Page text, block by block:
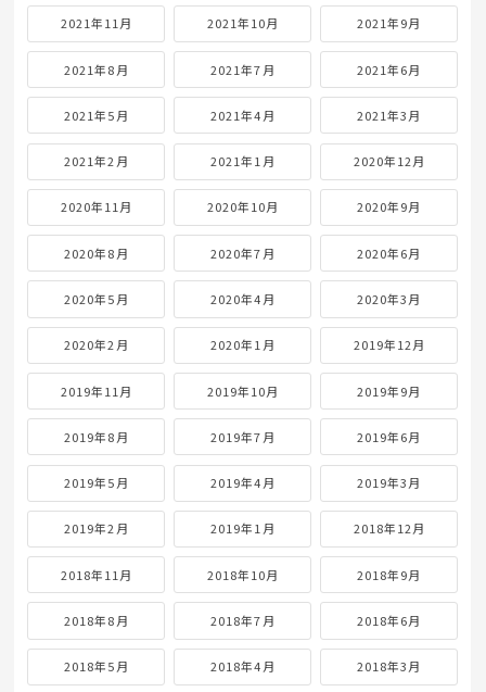
2021年11月 2021年10月 2021年9月
2021年8月 2021年7月 2021年6月
2021年5月 2021年4月 2021年3月
2021年2月 2021年1月 2020年12月
2020年11月 2020年10月 2020年9月
2020年8月 2020年7月 2020年6月
2020年5月 2020年4月 2020年3月
2020年2月 2020年1月 2019年12月
2019年11月 2019年10月 2019年9月
2019年8月 2019年7月 2019年6月
2019年5月 2019年4月 2019年3月
2019年2月 2019年1月 2018年12月
2018年11月 2018年10月 2018年9月
2018年8月 2018年7月 2018年6月
2018年5月 2018年4月 2018年3月